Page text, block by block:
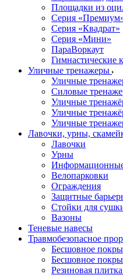
Площадки из
Серия
Серия «Квадрат»
Серия «Мини»
ПараВоркаут
Уличные тренажеры
Уличные
Силовые
Уличные
Уличные
Уличные
Лавочки, урны,
Лавочки
Урны
Велопарковки
Ограждения
Защитные
Стойки для
Вазоны
Теневые навесы
Травмобезопасное
Бесшовное
Бесшовное
Резиновая